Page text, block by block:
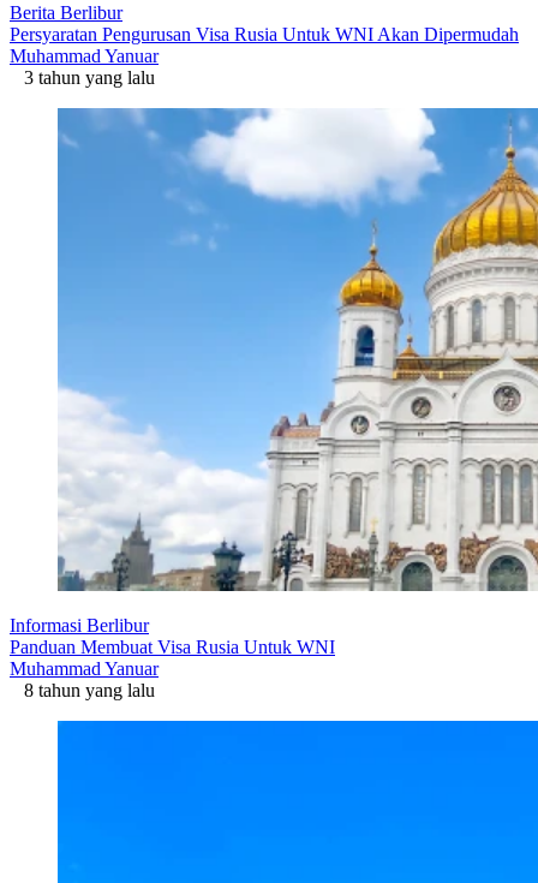
Berita Berlibur
Persyaratan Pengurusan Visa Rusia Untuk WNI Akan Dipermudah
Muhammad Yanuar
3 tahun yang lalu
Informasi Berlibur
Panduan Membuat Visa Rusia Untuk WNI
Muhammad Yanuar
8 tahun yang lalu